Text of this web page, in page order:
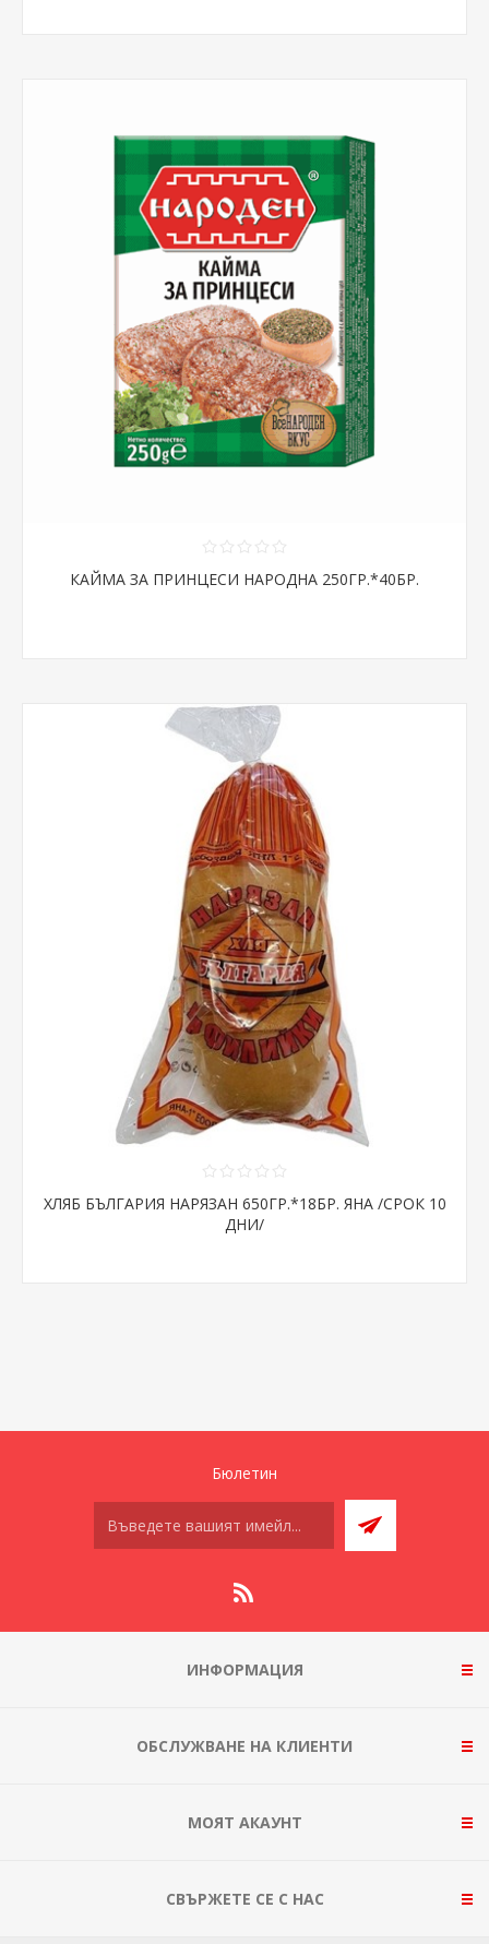
КАЙМА ЗА ПРИНЦЕСИ НАРОДНА 250ГР.*40БР.
ХЛЯБ БЪЛГАРИЯ НАРЯЗАН 650ГР.*18БР. ЯНА /СРОК 10
ДНИ/
Бюлетин
ИНФОРМАЦИЯ
ОБСЛУЖВАНЕ НА КЛИЕНТИ
МОЯТ АКАУНТ
СВЪРЖЕТЕ СЕ С НАС